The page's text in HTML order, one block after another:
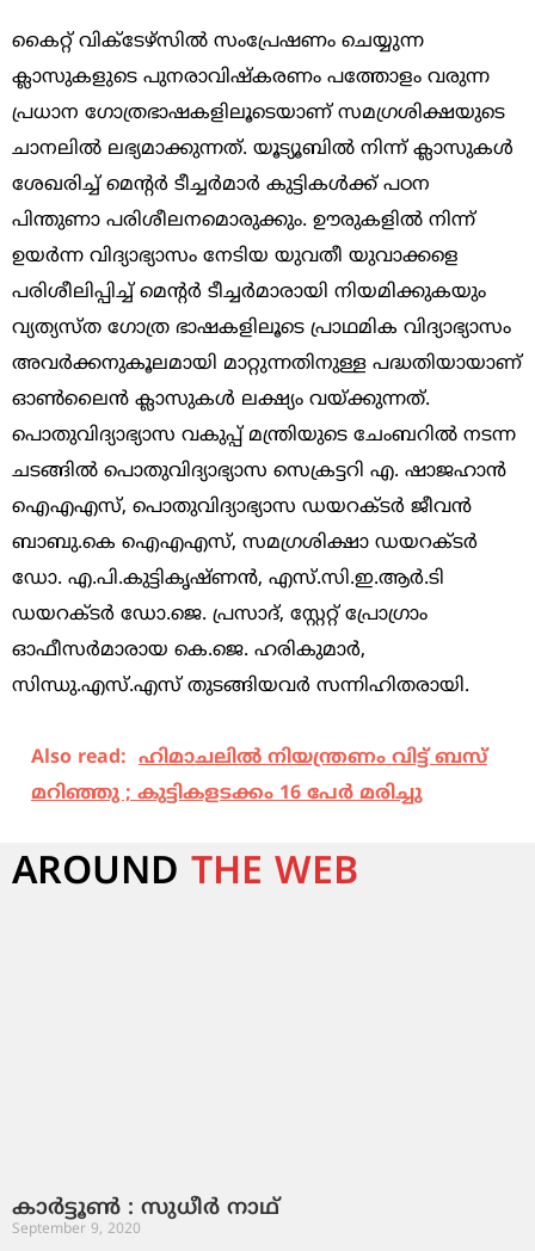
കൈറ്റ് വിക്ടേഴ്സില്‍ സംപ്രേഷണം ചെയ്യുന്ന
ക്ലാസുകളുടെ പുനരാവിഷ്കരണം പത്തോളം വരുന്ന
പ്രധാന ഗോത്രഭാഷകളിലൂടെയാണ് സമഗ്രശിക്ഷയുടെ
ചാനലില്‍ ലഭ്യമാക്കുന്നത്. യൂട്യൂബില്‍ നിന്ന് ക്ലാസുകള്‍
ശേഖരിച്ച് മെന്‍റര്‍ ടീച്ചര്‍മാര്‍ കുട്ടികള്‍ക്ക് പഠന
പിന്തുണാ പരിശീലനമൊരുക്കും. ഊരുകളില്‍ നിന്ന്
ഉയര്‍ന്ന വിദ്യാഭ്യാസം നേടിയ യുവതീ യുവാക്കളെ
പരിശീലിപ്പിച്ച് മെന്‍റര്‍ ടീച്ചര്‍മാരായി നിയമിക്കുകയും
വ്യത്യസ്ത ഗോത്ര ഭാഷകളിലൂടെ പ്രാഥമിക വിദ്യാഭ്യാസം
അവര്‍ക്കനുകൂലമായി മാറ്റുന്നതിനുള്ള പദ്ധതിയായാണ്
ഓണ്‍ലൈന്‍ ക്ലാസുകള്‍ ലക്ഷ്യം വയ്ക്കുന്നത്.
പൊതുവിദ്യാഭ്യാസ വകുപ്പ് മന്ത്രിയുടെ ചേംബറില്‍ നടന്ന
ചടങ്ങില്‍ പൊതുവിദ്യാഭ്യാസ സെക്രട്ടറി എ. ഷാജഹാന്‍
ഐഎഎസ്, പൊതുവിദ്യാഭ്യാസ ഡയറക്ടര്‍ ജീവന്‍
ബാബു.കെ ഐഎഎസ്, സമഗ്രശിക്ഷാ ഡയറക്ടര്‍
ഡോ. എ.പി.കുട്ടികൃഷ്ണന്‍, എസ്.സി.ഇ.ആര്‍.ടി
ഡയറക്ടര്‍ ഡോ.ജെ. പ്രസാദ്, സ്റ്റേറ്റ് പ്രോഗ്രാം
ഓഫീസര്‍മാരായ കെ.ജെ. ഹരികുമാര്‍,
സിന്ധു.എസ്.എസ് തുടങ്ങിയവര്‍ സന്നിഹിതരായി.
Also read: ഹിമാചലില്‍ നിയന്ത്രണം വിട്ട് ബസ്
മറിഞ്ഞു ; കുട്ടികളടക്കം 16 പേര്‍ മരിച്ചു
AROUND THE WEB
കാർട്ടൂൺ : സുധീർ നാഥ്
September 9, 2020